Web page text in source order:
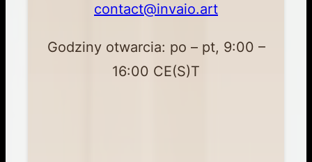
contact@invaio.art
Godziny otwarcia: po – pt, 9:00 –
16:00 CE(S)T